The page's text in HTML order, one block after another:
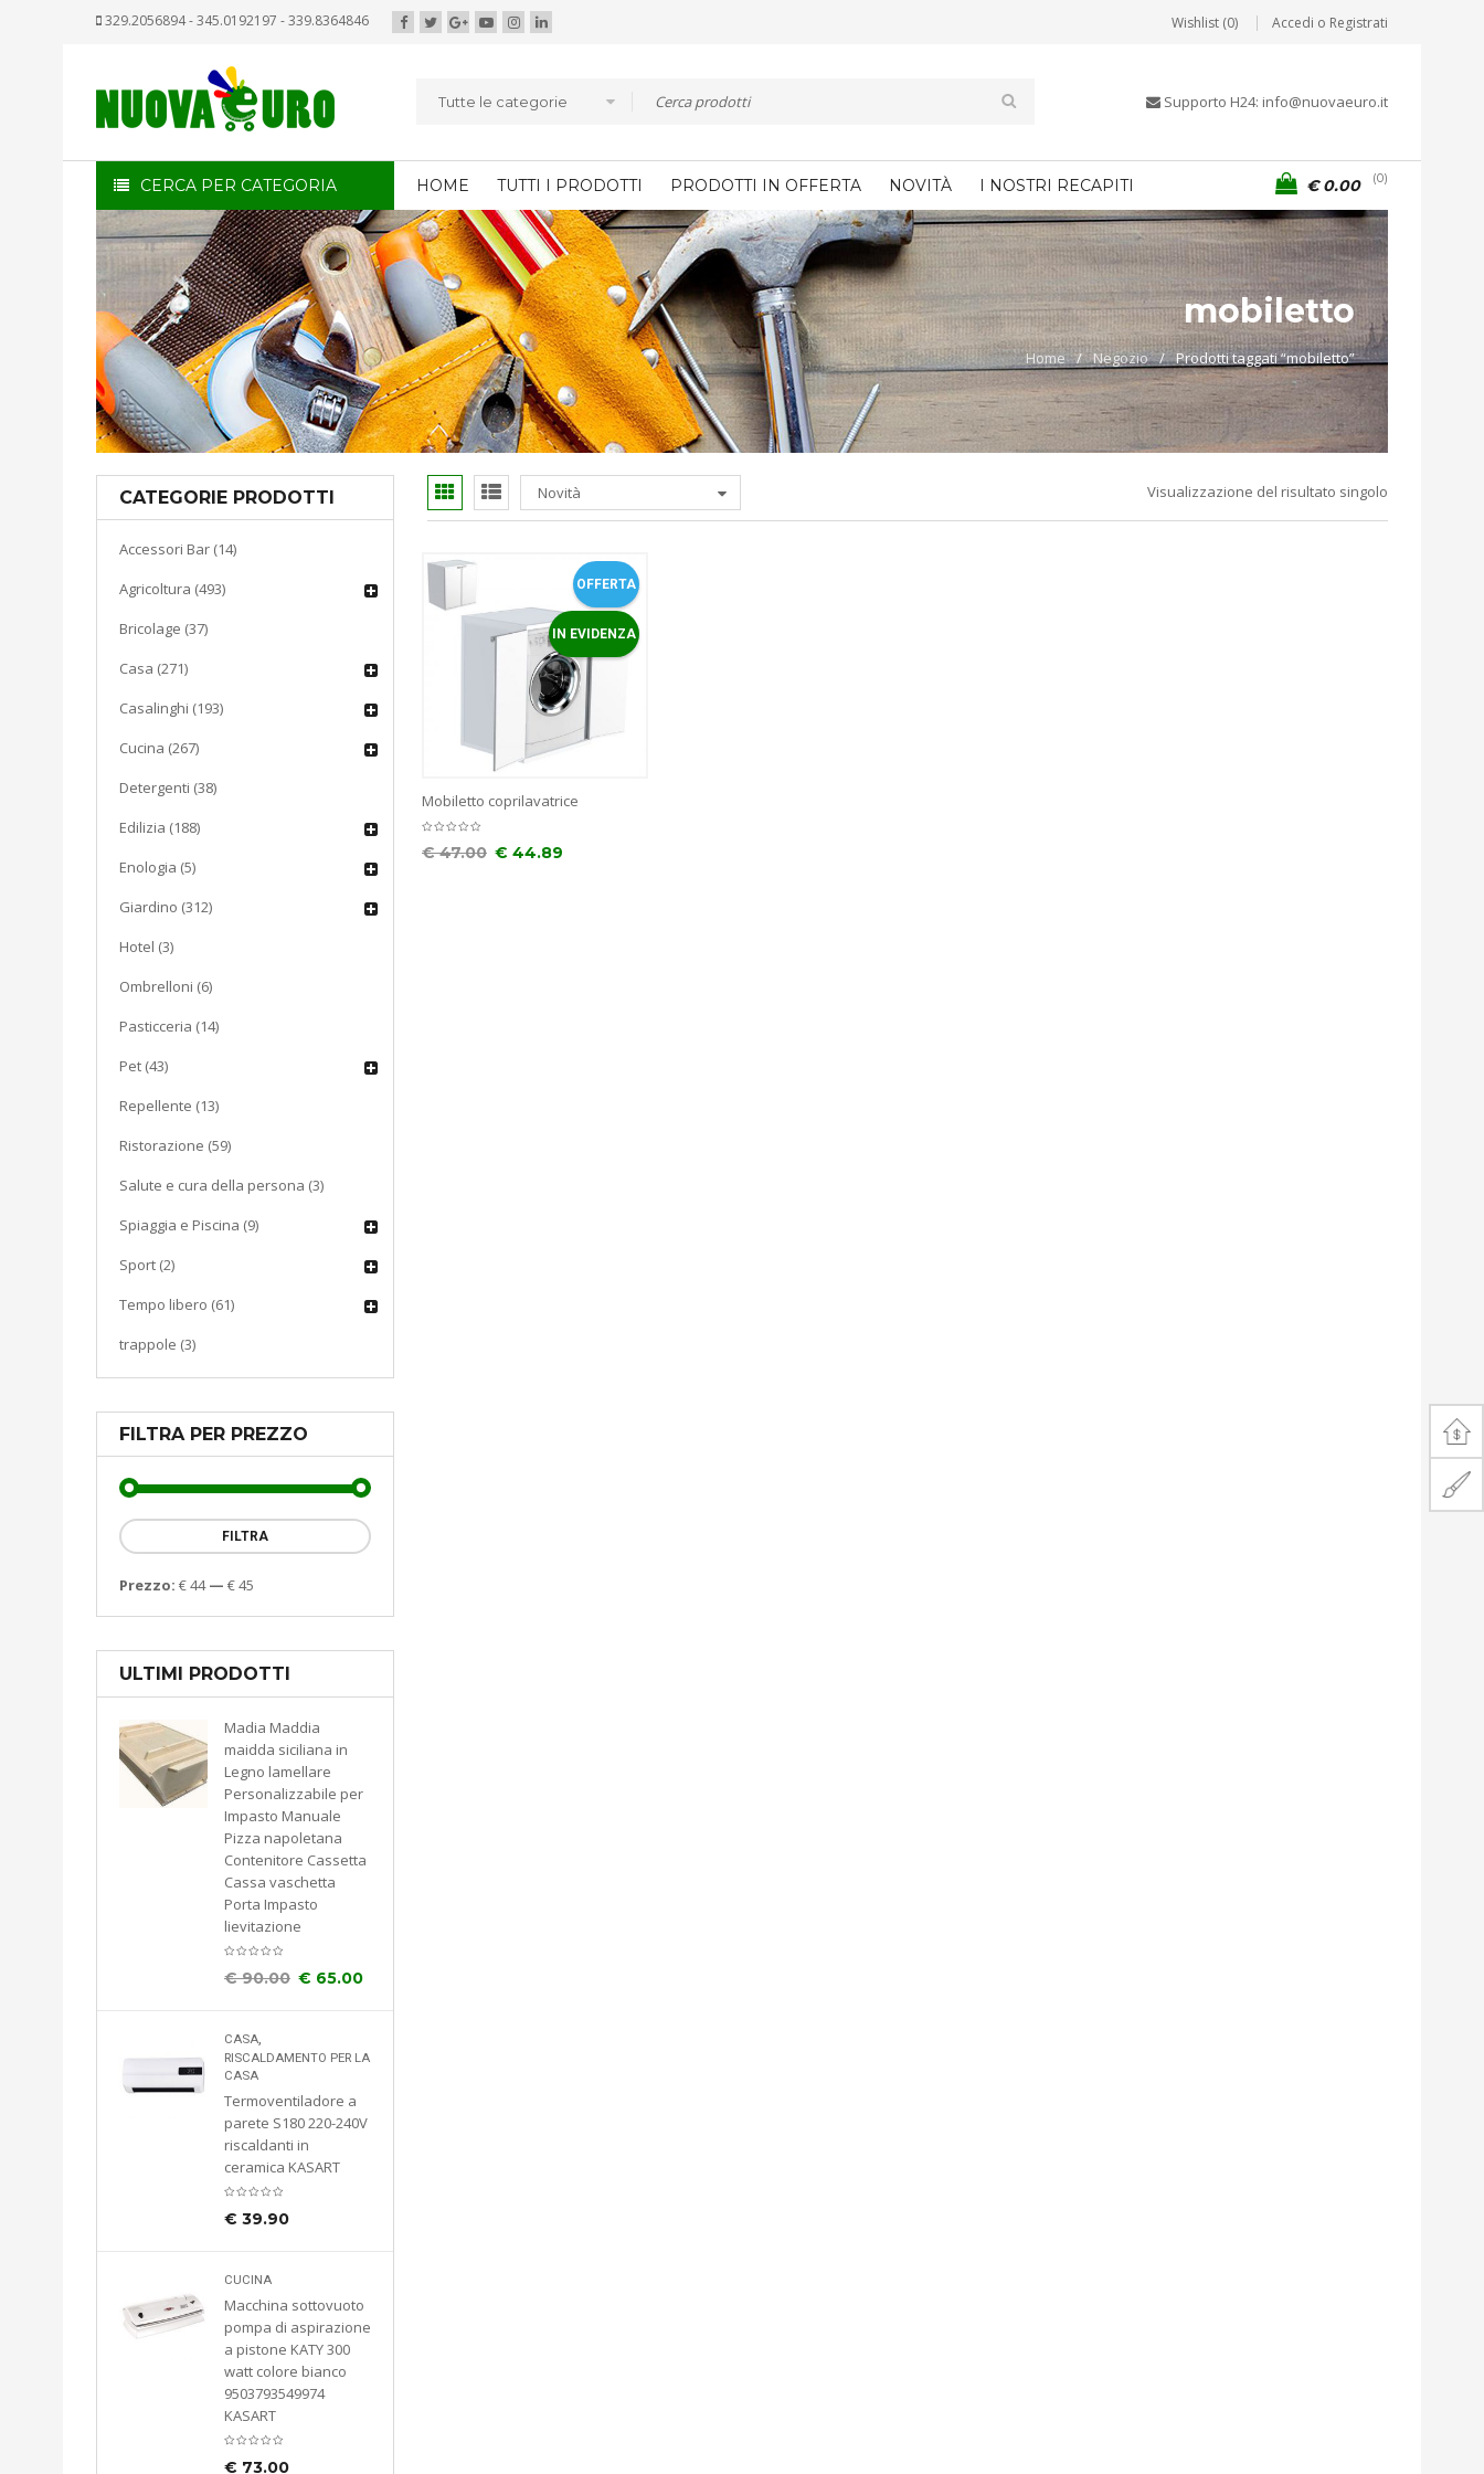
329.2056894 - 345.0192197 - 339.8364846 Wishlist (0) Accedi o Registrati
Tutte le categorie Supporto H24: info@nuovaeuro.it
CERCA PER CATEGORIA HOME TUTTI I PRODOTTI PRODOTTI IN OFFERTA NOVITÀ I NOSTRI RECAPITI 0
€0.00
mobiletto
Home / Negozio / Prodotti taggati “mobiletto”
CATEGORIE PRODOTTI
Accessori Bar (14)
Agricoltura (493)
Bricolage (37)
Casa (271)
Casalinghi (193)
Cucina (267)
Detergenti (38)
Edilizia (188)
Enologia (5)
Giardino (312)
Hotel (3)
Ombrelloni (6)
Pasticceria (14)
Pet (43)
Repellente (13)
Ristorazione (59)
Salute e cura della persona (3)
Spiaggia e Piscina (9)
Sport (2)
Tempo libero (61)
trappole (3)
FILTRA PER PREZZO
FILTRA
Prezzo: € 44— € 45
ULTIMI PRODOTTI
Madia Maddia
maidda siciliana in
Legno lamellare
Personalizzabile per
Impasto Manuale
Pizza napoletana
Contenitore Cassetta
Cassa vaschetta
Porta Impasto
lievitazione
€90.00 € 65.00
CASA,
RISCALDAMENTO PER LA
CASA
Termoventiladore a
parete S180 220-240V
riscaldanti in
ceramica KASART
€ 39.90
CUCINA
Macchina sottovuoto
pompa di aspirazione
a pistone KATY 300
watt colore bianco
9503793549974
KASART
€ 73.00
Novità Visualizzazione del risultato singolo
OFFERTA
IN EVIDENZA
Mobiletto coprilavatrice
€47.00 € 44.89